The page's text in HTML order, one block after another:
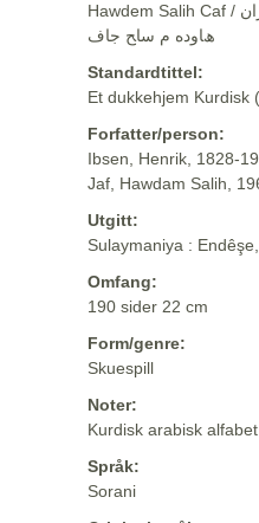
Hawdem Salih Caf / ھﻧرﯾﮏ ﺋﯾﺑﺳن ; وهرگيران
ھﺎوده م ﺳﺎﺢ ﺟﺎف
Standardtittel:
Et dukkehjem Kurdisk
Forfatter/person:
Ibsen, Henrik, 1828-
Jaf, Hawdam Salih,
Utgitt:
Sulaymaniya :
Omfang:
190 sider 22 cm
Form/genre:
Skuespill
Noter:
Kurdisk arabisk alfabet
Språk:
Sorani